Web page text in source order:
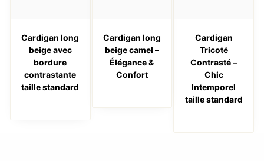
Cardigan long
beige avec
bordure
contrastante
taille standard
Cardigan long
beige camel –
Élégance &
Confort
Cardigan
Tricoté
Contrasté –
Chic
Intemporel
taille standard